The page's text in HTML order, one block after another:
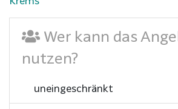
Wer kann das
nutzen?
uneingeschränkt